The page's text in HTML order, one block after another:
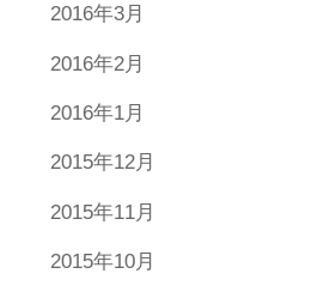
2016年3月
2016年2月
2016年1月
2015年12月
2015年11月
2015年10月